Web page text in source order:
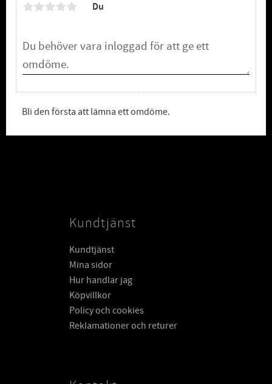
Du
Bli den första att lämna ett omdöme.
Kundtjänst
Kundtjänst
Mina sidor
Hur handlar jag
Köpvillkor
Policy och cookies
Reklamationer och returer